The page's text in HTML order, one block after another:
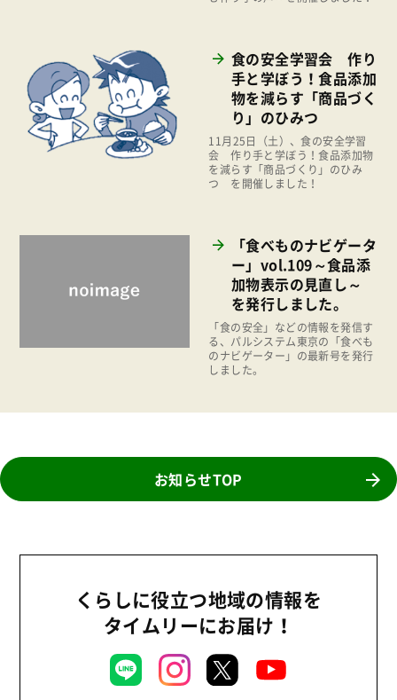
いなぎめぐみの里山
ぱる★キッズ
パルシステムでんき
福祉
地場野菜
2017年
2016年
2015年
2012年
食の安全学習会 作り
手と学ぼう！食品添加
物を減らす「商品づく
り」のひみつ
11月25日（土）、食の安全学習
会 作り手と学ぼう！食品添加物
を減らす「商品づくり」のひみ
つ を開催しました！
「食べものナビゲータ
ー」vol.109～食品添
加物表示の見直し～
を発行しました。
「食の安全」などの情報を発信す
る、パルシステム東京の「食べも
のナビゲーター」の最新号を発行
しました。
お知らせTOP
くらしに役立つ地域の情報を
タイムリーにお届け！